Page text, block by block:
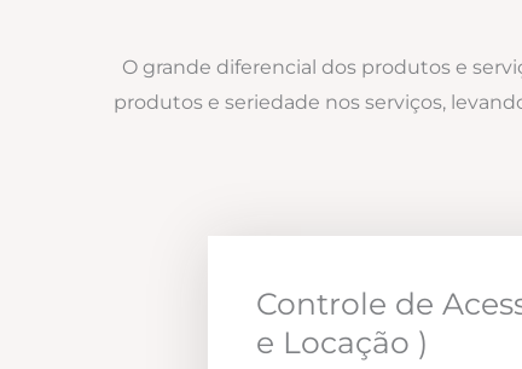
O grande diferencial dos produtos e
produtos e seriedade nos serviços,
Controle de
e Locação )